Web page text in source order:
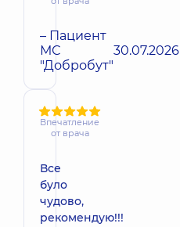
– Пациент
МС
"Добробут"
30.07.2026
Впечатление
от врача
Все
було
чудово,
рекомендую!!!